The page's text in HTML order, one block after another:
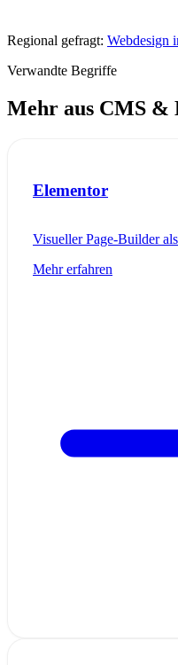
Regional gefragt: Webdesign
Verwandte Begriffe
Mehr aus CMS &
Elementor
Visueller Page-Builder
Mehr erfahren